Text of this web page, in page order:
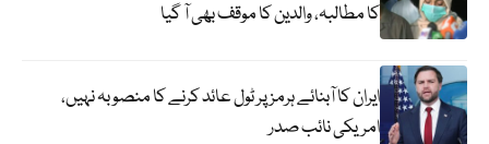
کا مطالبہ، والدین کا موقف بھی آ گیا
ایران کا آبنائے ہرمز پر ٹول عائد کرنے کا منصوبہ نہیں،
امریکی نائب صدر